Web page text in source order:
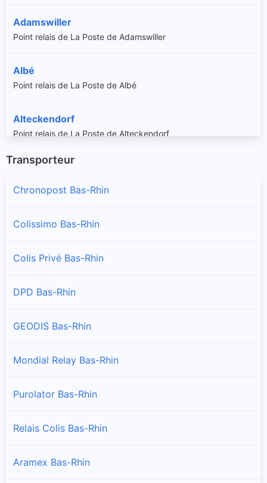
Adamswiller
Point relais de La Poste de Adamswiller
Albé
Point relais de La Poste de Albé
Alteckendorf
Point relais de La Poste de Alteckendorf
Altenheim
Point relais de La Poste de Altorf
Altwiller
Point relais de La Poste de Andlau
Artolsheim
Point relais de La Poste de Aschbach
Asswiller
Transporteur
Chronopost Bas-Rhin
Colissimo Bas-Rhin
Colis Privé Bas-Rhin
DPD Bas-Rhin
GEODIS Bas-Rhin
Mondial Relay Bas-Rhin
Purolator Bas-Rhin
Relais Colis Bas-Rhin
Aramex Bas-Rhin